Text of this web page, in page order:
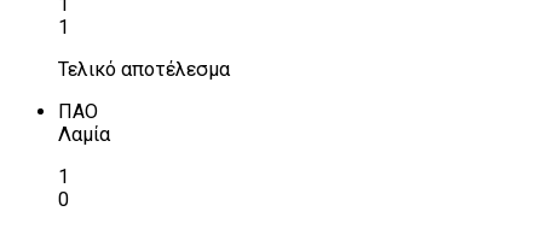
1
Τελικό αποτέλεσμα
ΠΑΟ
Λαμία
1
0